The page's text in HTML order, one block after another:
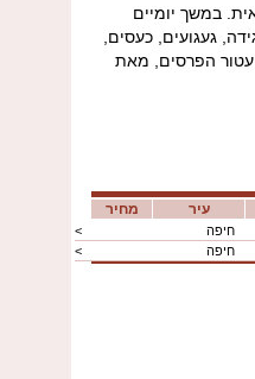
במשך יומיים
געגועים, כעסים,
עטור הפרסים, מאת
מחיר עיר
<
חיפה
<
חיפה